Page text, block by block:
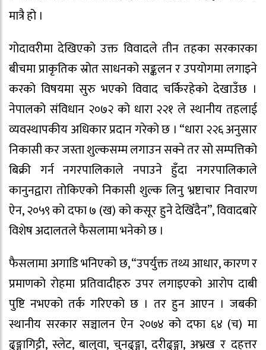
मात्रै हो ।
गोदावरीमा देखिएको उक्त विवादले तीन तहका सरकारका
बीचमा प्राकृतिक स्रोत साधनको सङ्कलन र उपयोगमा लगाइने
करको विषयमा सुरु भएको विवाद चर्किरहेको देखाउँछ ।
नेपालको संविधान २०७२ को धारा २२१ ले स्थानीय तहलाई
व्यवस्थापकीय अधिकार प्रदान गरेको छ । “धारा २२६ अनुसार
निकासी कर जस्ता शुल्कसम्म लगाउन सक्ने तर सो सम्पत्तिको
बिक्री गर्न नगरपालिकाले नपाउने हुँदा नगरपालिकाले
कानुनद्वारा तोकिएको निकासी शुल्क लिनु भ्रष्टाचार निवारण
ऐन, २०५९ को दफा ७ (ख) को कसूर हुने देखिँदैन”, विवादबारे
विशेष अदालतले फैसलामा भनेको छ ।
फैसलामा अगाडि भनिएको छ, “उपर्युक्त तथ्य आधार, कारण र
प्रमाणको रोहमा प्रतिवादीहरु उपर लगाइएको आरोप दाबी
पुष्टि नभएको तर्क गरिएको छ । तर हुन आएन । जबकी
स्थानीय सरकार सञ्चालन ऐन २०७४ को दफा ६४ (च) मा
ढुङ्गागिट्टी, स्लेट, बालुवा, चुनढुङ्गा, दरीढुङ्गा, अभ्रख र दहत्तर